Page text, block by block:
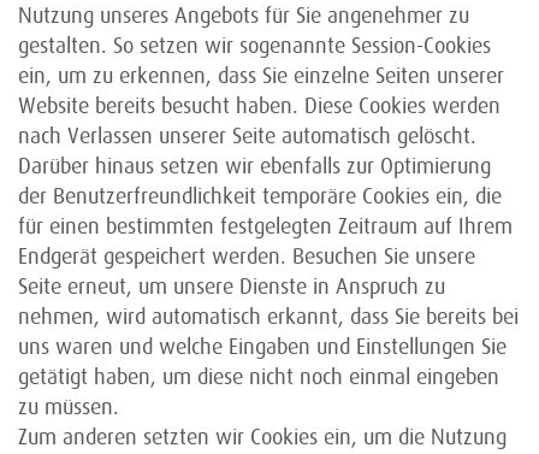
Nutzung unseres Angebots für Sie angenehmer zu
gestalten. So setzen wir sogenannte Session-Cookies
ein, um zu erkennen, dass Sie einzelne Seiten unserer
Website bereits besucht haben. Diese Cookies werden
nach Verlassen unserer Seite automatisch gelöscht.
Darüber hinaus setzen wir ebenfalls zur Optimierung
der Benutzerfreundlichkeit temporäre Cookies ein, die
für einen bestimmten festgelegten Zeitraum auf Ihrem
Endgerät gespeichert werden. Besuchen Sie unsere
Seite erneut, um unsere Dienste in Anspruch zu
nehmen, wird automatisch erkannt, dass Sie bereits bei
uns waren und welche Eingaben und Einstellungen Sie
getätigt haben, um diese nicht noch einmal eingeben
zu müssen.
Zum anderen setzten wir Cookies ein, um die Nutzung